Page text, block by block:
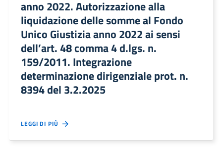
anno 2022. Autorizzazione alla
liquidazione delle somme al Fondo
Unico Giustizia anno 2022 ai sensi
dell’art. 48 comma 4 d.lgs. n.
159/2011. Integrazione
determinazione dirigenziale prot. n.
8394 del 3.2.2025
LEGGI DI PIÙ